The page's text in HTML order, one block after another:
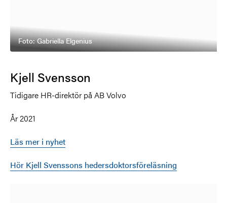
Foto: Gabriella Elgenius
Kjell Svensson
Tidigare HR-direktör på AB Volvo
År 2021
Läs mer i nyhet
Hör Kjell Svenssons hedersdoktorsföreläsning